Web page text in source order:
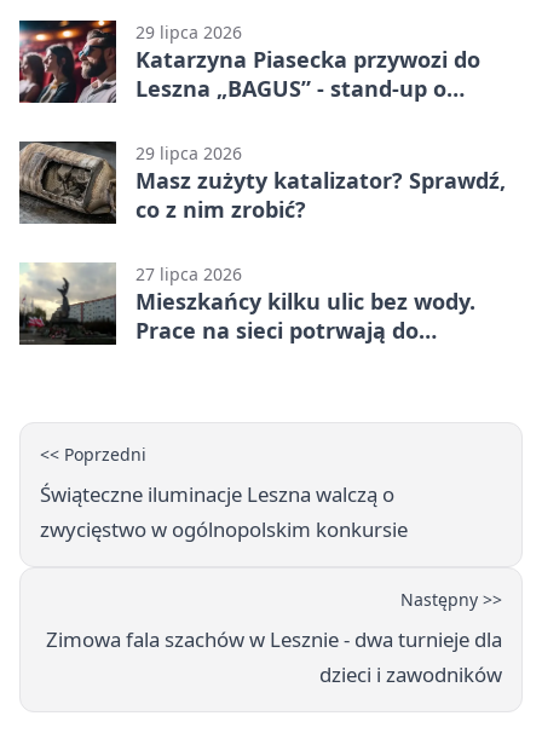
29 lipca 2026
Katarzyna Piasecka przywozi do
Leszna „BAGUS” - stand-up o
29 lipca 2026
Masz zużyty katalizator? Sprawdź,
co z nim zrobić?
27 lipca 2026
Mieszkańcy kilku ulic bez wody.
Prace na sieci potrwają do
<< Poprzedni
Świąteczne iluminacje Leszna walczą o
zwycięstwo w ogólnopolskim konkursie
Następny >>
Zimowa fala szachów w Lesznie - dwa turnieje dla
dzieci i zawodników